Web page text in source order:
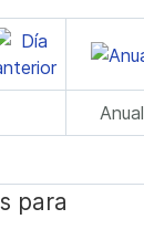
Anual
para